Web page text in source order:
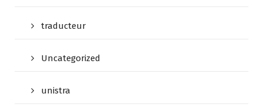
traducteur
Uncategorized
unistra